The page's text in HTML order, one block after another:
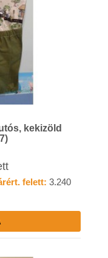
kekizöld
felett: 3.240